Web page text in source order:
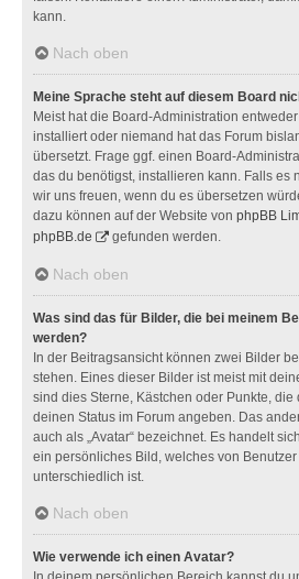
kann.
Nach oben
Meine Sprache steht auf diesem Board
Meist hat die Board-Administration
installiert oder niemand hat das Forum
übersetzt. Frage ggf. einen Board-
das du benötigst, installieren kann. Falls es
wir uns freuen, wenn du es übersetzen
dazu können auf der Website von phpBB
phpBB.de
gefunden werden.
Nach oben
Was sind das für Bilder, die bei meinem
werden?
In der Beitragsansicht können zwei Bilder
stehen. Eines dieser Bilder ist meist mit
sind dies Sterne, Kästchen oder Punkte,
deinen Status im Forum angeben. Das
auch als „Avatar“ bezeichnet. Es handelt
ein persönliches Bild, welches von
unterschiedlich ist.
Nach oben
Wie verwende ich einen Avatar?